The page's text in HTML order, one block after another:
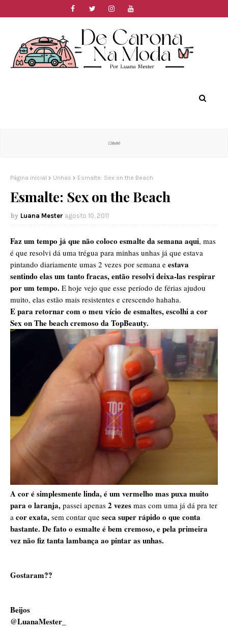
Página inicial Unhas Esmalte: Sex on the Beach
Esmalte: Sex on the Beach
Luana Mester agosto 10, 2011
Faz um tempo já que não coloco esmalte da semana aqui, mas
é que resolvi dá uma trégua para minhas unhas já que estava
pintando diariamente umas 2 vezes por semana e estava
sentindo elas um tanto fracas, então resolvi deixa-las respirar
por um tempo. E hoje vejo que esse período de férias ajudou
muito, elas estão mais resistentes e crescendo hahaha.
E para retornar com o meu vício de esmaltes, escolhi a cor
Sex on The beach cremoso da TopBeauty.
A cor é simplesmente linda, é um vermelho mas puxa muito
para o laranja, passei apenas 2 vezes mas com uma já dá pra ter
a cor exata, sem contar que seca super rápido o que conta
bastante. De fato o esmalte é bem cremoso, e pela primeira
vez não fiz tanta lambança ao pintar as unhas.
Gostaram??
Beijos
@LuanaMester_